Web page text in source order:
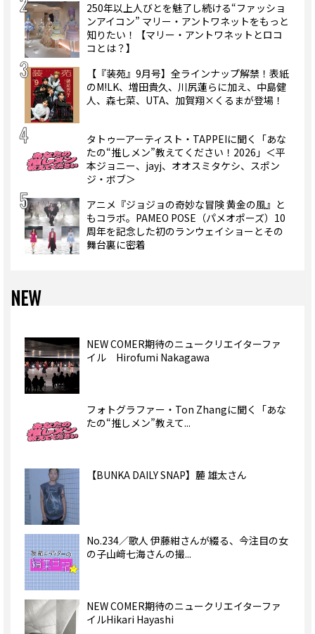
250年以上人びとを魅了し続ける“ファッショ
ンアイコン” マリー・アントワネットをもっと
知りたい！【マリー・アントワネットとロコ
コとは？】
【『装苑』9月号】全ラインナップ解禁！表紙
のM!LK、増田貴久、川尻蓮らに加え、中島健
人、森七菜、UTA、加賀翔×くるまが登場！
タトゥーアーティスト・TAPPEIに聞く「あな
たの“推しメン”教えてください！2026」＜平
本ジョニー、jayj、オオスミタケシ、スポン
ジ・ボブ＞
アニメ『ジョジョの奇妙な冒険 黄金の風』と
もコラボ。PAMEO POSE（パメオポーズ）10
周年を記念した初のランウェイショーとその
舞台裏に密着
NEW
NEW COMER期待のニュークリエイターファ
イル Hirofumi Nakagawa
フォトグラファー・Ton Zhangに聞く「あな
たの“推しメン”教えて...
【BUNKA DAILY SNAP】麓 雄太さん
No.234／歌人 伊藤紺さんが綴る、今注目の女
の子山﨑七海さんの撮...
NEW COMER期待のニュークリエイターファ
イルHikari Hayashi